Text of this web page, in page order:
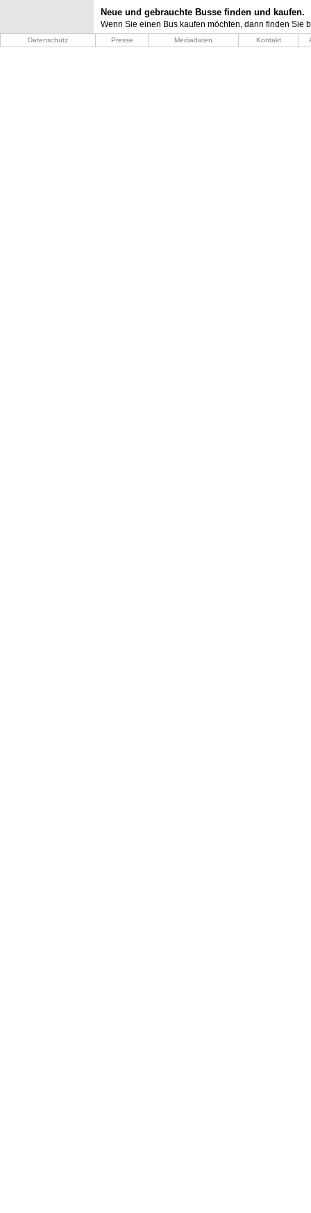
Neue und gebrauchte Busse finden und kaufen.
Wenn Sie einen Bus kaufen möchten, dann finden Sie
Datenschutz Presse Mediadaten Kontakt